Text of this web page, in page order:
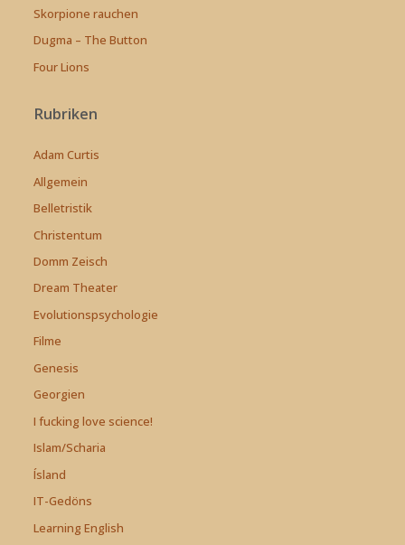
Skorpione rauchen
Dugma – The Button
Four Lions
Rubriken
Adam Curtis
Allgemein
Belletristik
Christentum
Domm Zeisch
Dream Theater
Evolutionspsychologie
Filme
Genesis
Georgien
I fucking love science!
Islam/Scharia
Ísland
IT-Gedöns
Learning English